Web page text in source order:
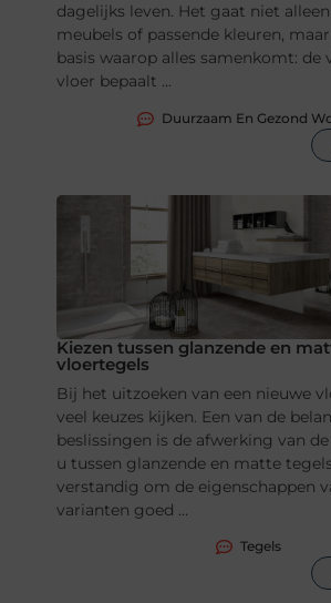
dagelijks leven. Het gaat niet
meubels of passende kleuren,
basis waarop alles samenkomt: de
vloer bepaalt ...
Duurzaam En Gezond
Kiezen tussen glanzende en
vloertegels
Bij het uitzoeken van een nieuwe
veel keuzes kijken. Een van de
beslissingen is de afwerking van
u tussen glanzende en matte
verstandig om de eigenschappen
varianten goed ...
Tegels